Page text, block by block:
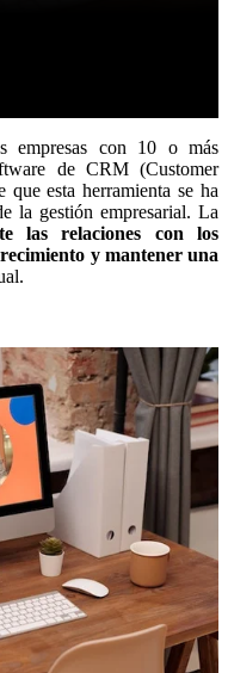
empresas con 10 o más
de CRM (Customer
que esta herramienta se ha
la gestión empresarial. La
las relaciones con los
y mantener una